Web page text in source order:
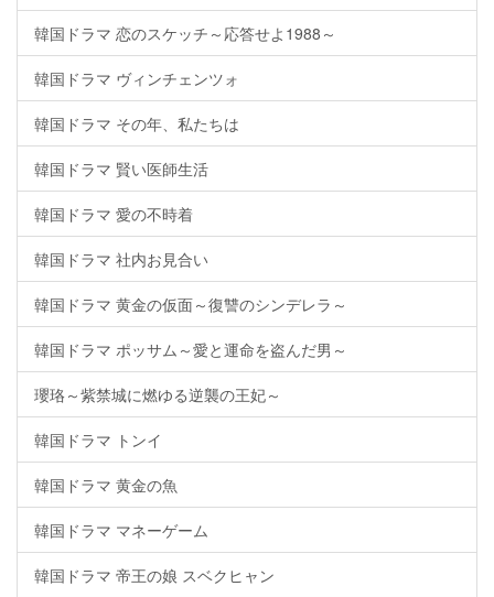
韓国ドラマ 恋のスケッチ～応答せよ1988～
韓国ドラマ ヴィンチェンツォ
韓国ドラマ その年、私たちは
韓国ドラマ 賢い医師生活
韓国ドラマ 愛の不時着
韓国ドラマ 社内お見合い
韓国ドラマ 黄金の仮面～復讐のシンデレラ～
韓国ドラマ ポッサム～愛と運命を盗んだ男～
瓔珞～紫禁城に燃ゆる逆襲の王妃～
韓国ドラマ トンイ
韓国ドラマ 黄金の魚
韓国ドラマ マネーゲーム
韓国ドラマ 帝王の娘 スベクヒャン